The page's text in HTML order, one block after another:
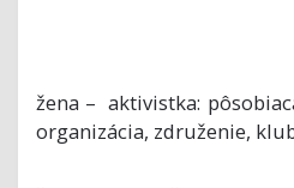
žena – aktivistka:
organizácia, združenie,